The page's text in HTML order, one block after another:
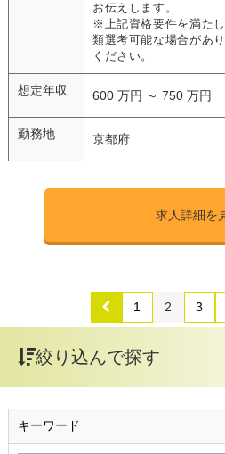
お伝えします。
※上記資格要件を満た
類選考可能な場合があ
ください。
想定年収 600 万円 ～ 750 万円
勤務地 京都府
求人詳細を
1 2 3
絞り込んで探す
キーワード